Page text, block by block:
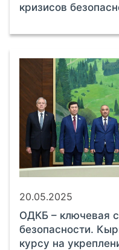
кризисов
20.05.2025
ОДКБ – ключевая
безопасности.
курсу на